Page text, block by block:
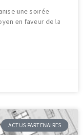
une soirée
en faveur de la
ACTUS PARTENAIRES